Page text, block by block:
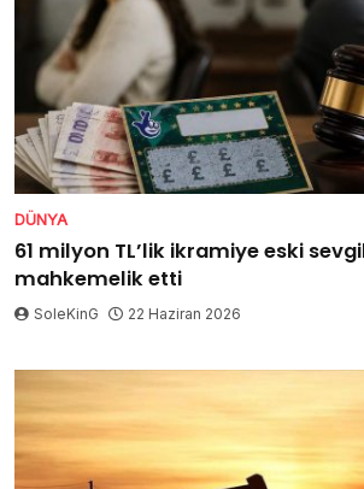
DÜNYA
61 milyon TL’lik ikramiye eski
mahkemelik etti
SoleKinG 22 Haziran 2026